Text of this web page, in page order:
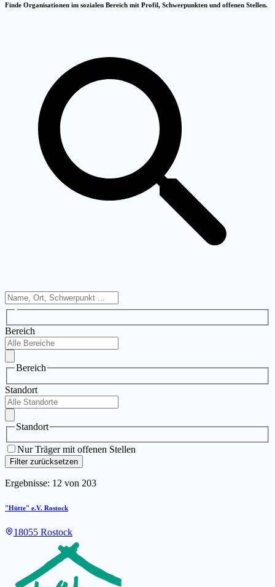
Finde Organisationen im sozialen Bereich mit Profil, Schwerpunkten und offenen Stellen.
Bereich
Bereich
Standort
Standort
Nur Träger mit offenen Stellen
Filter zurücksetzen
Ergebnisse: 12 von 203
"Hütte" e.V. Rostock
18055 Rostock